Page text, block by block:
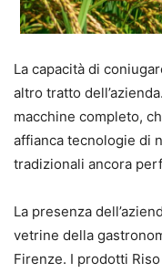
La capacità di
altro tratto
macchine completo,
affianca tecnologie di
tradizionali ancora
La presenza
vetrine della
Firenze. I prodotti